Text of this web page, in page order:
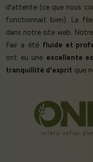
d'attente (ce que nous
fonctionnait bien). La
dans notre site web.
Fair a été fluide et
ont eu une excellente
tranquillité d'esprit que